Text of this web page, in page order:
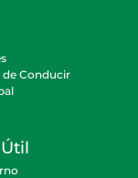
de Conducir